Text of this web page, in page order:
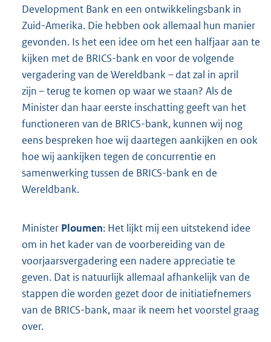
Development Bank en een ontwikkelingsbank in
Zuid-Amerika. Die hebben ook allemaal hun manier
gevonden. Is het een idee om het een halfjaar aan te
kijken met de BRICS-bank en voor de volgende
vergadering van de Wereldbank – dat zal in april
zijn – terug te komen op waar we staan? Als de
Minister dan haar eerste inschatting geeft van het
functioneren van de BRICS-bank, kunnen wij nog
eens bespreken hoe wij daartegen aankijken en ook
hoe wij aankijken tegen de concurrentie en
samenwerking tussen de BRICS-bank en de
Wereldbank.
Minister Ploumen: Het lijkt mij een uitstekend idee
om in het kader van de voorbereiding van de
voorjaarsvergadering een nadere appreciatie te
geven. Dat is natuurlijk allemaal afhankelijk van de
stappen die worden gezet door de initiatiefnemers
van de BRICS-bank, maar ik neem het voorstel graag
over.